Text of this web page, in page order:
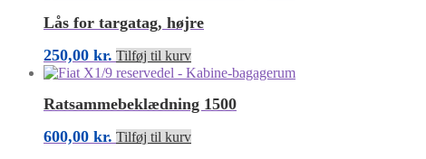
Lås for targatag, højre
250,00 kr. Tilføj til kurv
Ratsammebeklædning 1500
600,00 kr. Tilføj til kurv